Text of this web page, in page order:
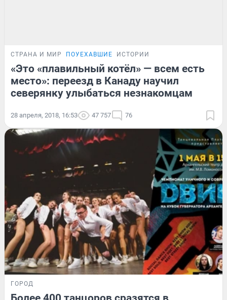
СТРАНА И МИР ПОУЕХАВШИЕ ИСТОРИИ
«Это «плавильный котёл» — всем есть
место»: переезд в Канаду научил
северянку улыбаться незнакомцам
28 апреля, 2018, 16:53 47 757 76
ГОРОД